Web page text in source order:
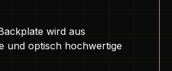
wird aus
und optisch hochwertige